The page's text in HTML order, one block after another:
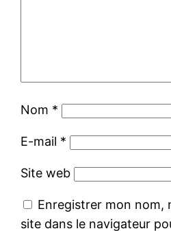
Nom *
E-mail *
Site web
Enregistrer mon nom,
site dans le navigateur